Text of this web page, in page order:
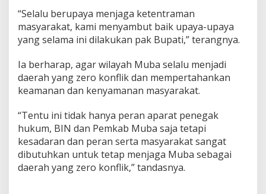
N
S
u
m
e
l
“Selalu berupaya menjaga ketentraman
masyarakat, kami menyambut baik upaya-upaya
yang selama ini dilakukan pak Bupati,” terangnya.
Ia berharap, agar wilayah Muba selalu menjadi
daerah yang zero konflik dan mempertahankan
keamanan dan kenyamanan masyarakat.
“Tentu ini tidak hanya peran aparat penegak
hukum, BIN dan Pemkab Muba saja tetapi
kesadaran dan peran serta masyarakat sangat
dibutuhkan untuk tetap menjaga Muba sebagai
daerah yang zero konflik,” tandasnya.